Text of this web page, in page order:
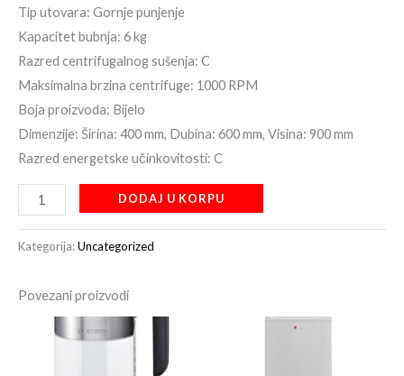
Tip utovara: Gornje punjenje
Kapacitet bubnja: 6 kg
Razred centrifugalnog sušenja: C
Maksimalna brzina centrifuge: 1000 RPM
Boja proizvoda: Bijelo
Dimenzije: Širina: 400 mm, Dubina: 600 mm, Visina: 900 mm
Razred energetske učinkovitosti: C
DODAJ U KORPU
Kategorija:Uncategorized
Povezani proizvodi